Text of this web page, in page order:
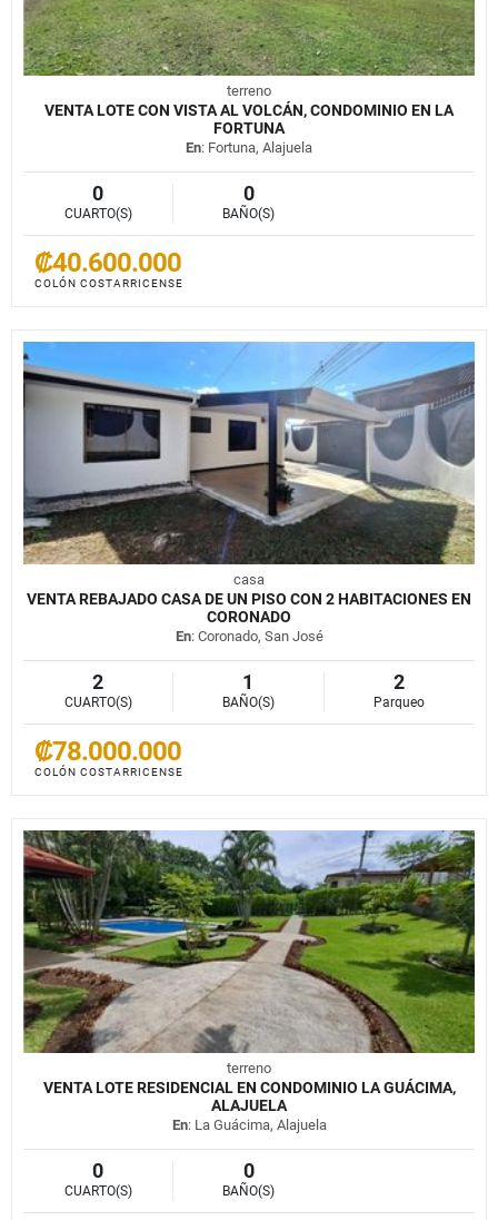
terreno
VENTA LOTE CON VISTA AL VOLCÁN, CONDOMINIO EN LA
FORTUNA
En: Fortuna, Alajuela
0
CUARTO(S)
0
BAÑO(S)
₡40.600.000
COLÓN COSTARRICENSE
casa
VENTA REBAJADO CASA DE UN PISO CON 2 HABITACIONES EN
CORONADO
En: Coronado, San José
2
CUARTO(S)
1
BAÑO(S)
2
Parqueo
₡78.000.000
COLÓN COSTARRICENSE
terreno
VENTA LOTE RESIDENCIAL EN CONDOMINIO LA GUÁCIMA,
ALAJUELA
En: La Guácima, Alajuela
0
CUARTO(S)
0
BAÑO(S)